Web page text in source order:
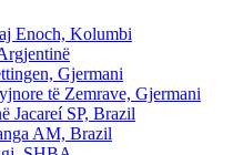
Enoch, Kolumbi
Gjermani
të Zemrave, Gjermani
Jacareí SP, Brazil
AM, Brazil